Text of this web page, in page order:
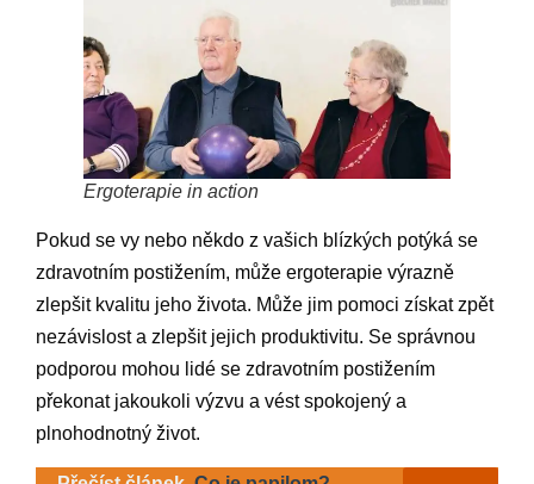
Ergoterapie in action
Pokud se vy nebo někdo z vašich blízkých potýká se
zdravotním postižením, může ergoterapie výrazně
zlepšit kvalitu jeho života. Může jim pomoci získat zpět
nezávislost a zlepšit jejich produktivitu. Se správnou
podporou mohou lidé se zdravotním postižením
překonat jakoukoli výzvu a vést spokojený a
plnohodnotný život.